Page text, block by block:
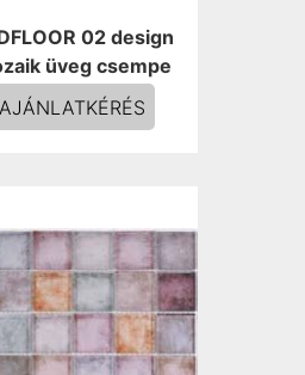
02 design
üveg csempe
AJÁNLATKÉRÉS